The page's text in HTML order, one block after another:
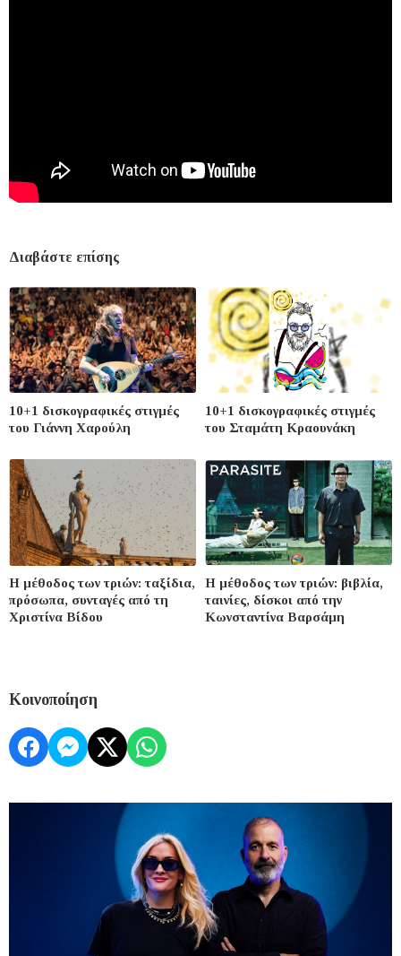
Διαβάστε επίσης
10+1 δισκογραφικές στιγμές
του Γιάννη Χαρούλη
10+1 δισκογραφικές στιγμές
του Σταμάτη Κραουνάκη
Η μέθοδος των τριών: ταξίδια,
πρόσωπα, συνταγές από τη
Χριστίνα Βίδου
Η μέθοδος των τριών: βιβλία,
ταινίες, δίσκοι από την
Κωνσταντίνα Βαρσάμη
Κοινοποίηση